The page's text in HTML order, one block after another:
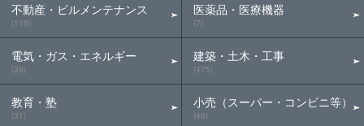
不動産・ビルメンテナンス
(115)
電気・ガス・エネルギー
(39)
教育・塾
(31)
医薬品・医療機器
(7)
建築・土木・工事
(475)
小売（スーパー・コンビニ等）
(46)